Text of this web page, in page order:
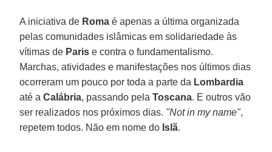
A iniciativa de Roma é apenas a última organizada
pelas comunidades islâmicas em solidariedade às
vítimas de Paris e contra o fundamentalismo.
Marchas, atividades e manifestações nos últimos dias
ocorreram um pouco por toda a parte da Lombardia
até aCalábria, passando pelaToscana. E outros vão
ser realizados nos próximos dias. "Not in my name",
repetem todos. Não em nome do Islã.